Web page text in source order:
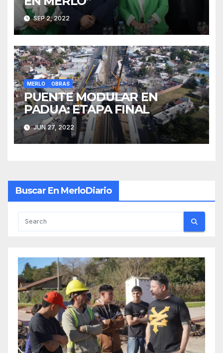
SEP 2, 2022
MERLO OBRAS
PUENTE MODULAR EN
PADUA: ETAPA FINAL
JUN 27, 2022
Buscar En MerloDiario